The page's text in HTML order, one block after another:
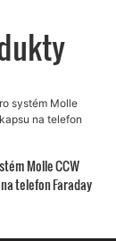
Molle CCW
telefon Faraday